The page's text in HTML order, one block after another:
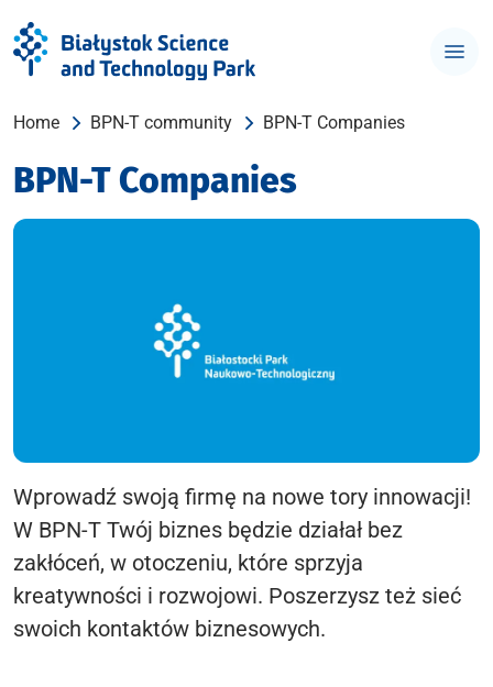
Home BPN-T community BPN-T Companies
BPN-T Companies
Wprowadź swoją firmę na nowe tory innowacji!
W BPN-T Twój biznes będzie działał bez
zakłóceń, w otoczeniu, które sprzyja
kreatywności i rozwojowi. Poszerzysz też sieć
swoich kontaktów biznesowych.